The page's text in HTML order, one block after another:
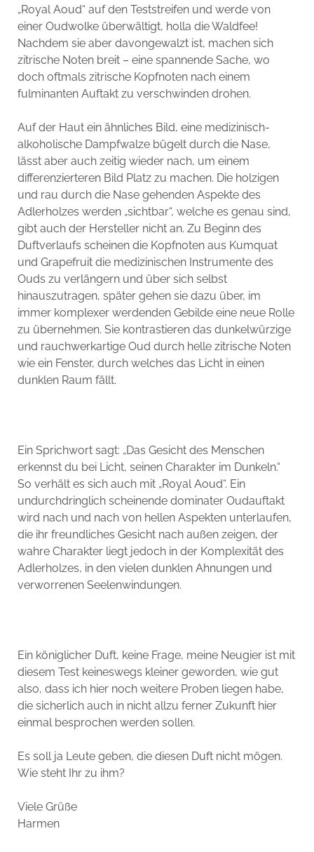
„Royal Aoud“ auf den Teststreifen und werde von
einer Oudwolke überwältigt, holla die Waldfee!
Nachdem sie aber davongewalzt ist, machen sich
zitrische Noten breit – eine spannende Sache, wo
doch oftmals zitrische Kopfnoten nach einem
fulminanten Auftakt zu verschwinden drohen.
Auf der Haut ein ähnliches Bild, eine medizinisch-
alkoholische Dampfwalze bügelt durch die Nase,
lässt aber auch zeitig wieder nach, um einem
differenzierteren Bild Platz zu machen. Die holzigen
und rau durch die Nase gehenden Aspekte des
Adlerholzes werden „sichtbar“, welche es genau sind,
gibt auch der Hersteller nicht an. Zu Beginn des
Duftverlaufs scheinen die Kopfnoten aus Kumquat
und Grapefruit die medizinischen Instrumente des
Ouds zu verlängern und über sich selbst
hinauszutragen, später gehen sie dazu über, im
immer komplexer werdenden Gebilde eine neue Rolle
zu übernehmen. Sie kontrastieren das dunkelwürzige
und rauchwerkartige Oud durch helle zitrische Noten
wie ein Fenster, durch welches das Licht in einen
dunklen Raum fällt.
Ein Sprichwort sagt: „Das Gesicht des Menschen
erkennst du bei Licht, seinen Charakter im Dunkeln.“
So verhält es sich auch mit „Royal Aoud“. Ein
undurchdringlich scheinende dominater Oudauftakt
wird nach und nach von hellen Aspekten unterlaufen,
die ihr freundliches Gesicht nach außen zeigen, der
wahre Charakter liegt jedoch in der Komplexität des
Adlerholzes, in den vielen dunklen Ahnungen und
verworrenen Seelenwindungen.
Ein königlicher Duft, keine Frage, meine Neugier ist mit
diesem Test keineswegs kleiner geworden, wie gut
also, dass ich hier noch weitere Proben liegen habe,
die sicherlich auch in nicht allzu ferner Zukunft hier
einmal besprochen werden sollen.
Es soll ja Leute geben, die diesen Duft nicht mögen.
Wie steht Ihr zu ihm?
Viele Grüße
Harmen